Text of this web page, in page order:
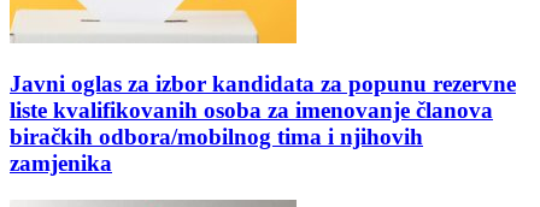
Javni oglas za izbor kandidata za popunu rezervne
liste kvalifikovanih osoba za imenovanje članova
biračkih odbora/mobilnog tima i njihovih
zamjenika